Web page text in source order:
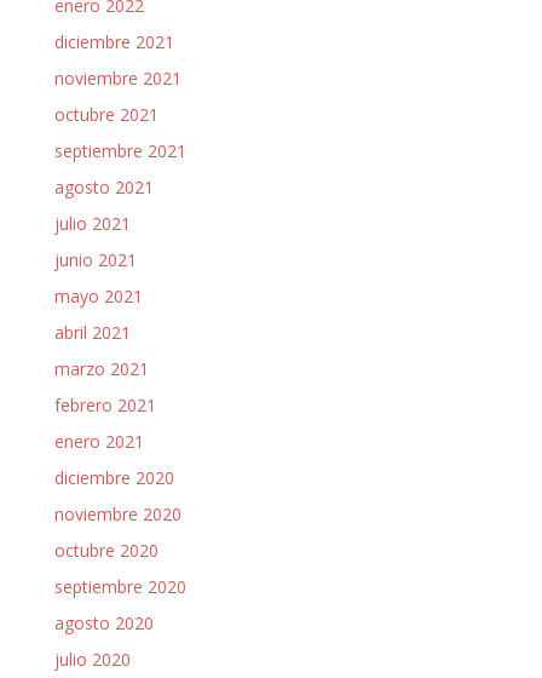
enero 2022
diciembre 2021
noviembre 2021
octubre 2021
septiembre 2021
agosto 2021
julio 2021
junio 2021
mayo 2021
abril 2021
marzo 2021
febrero 2021
enero 2021
diciembre 2020
noviembre 2020
octubre 2020
septiembre 2020
agosto 2020
julio 2020